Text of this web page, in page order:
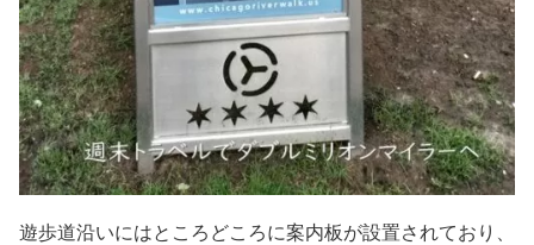
遊歩道沿いにはところどころに案内板が設置されており、